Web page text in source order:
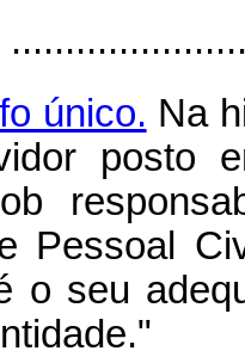
único. Na
posto
Pessoal
o seu